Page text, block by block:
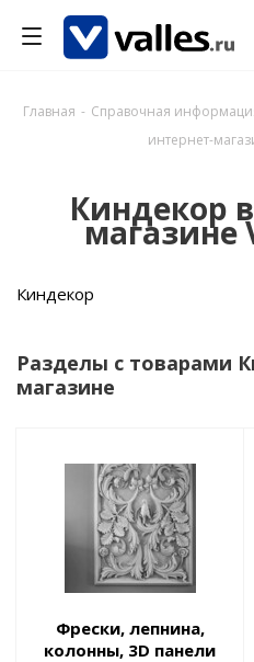
Главная - Справочная
интернет-
Киндекор
магазине
Киндекор
Разделы с товарами
магазине
Фрески, лепнина,
колонны, 3D панели